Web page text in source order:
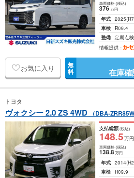
車両価格(税込)
376万円
年式 2025
車検
R09.4
整備 定期点
情報提供：
お気に入り 無
料 在庫
トヨタ
ヴォクシー 2.0 ZS 4WD （DBA-ZRR85W
支払総額(税込)
148.5万円
車両価格(税込)
138.8万円
年式 2014
車検
R09.9